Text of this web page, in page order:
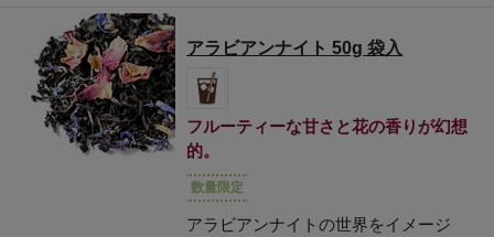
アラビアンナイト 50g 袋入
フルーティーな甘さと花の香りが幻想
的。
数量限定
アラビアンナイトの世界をイメージ